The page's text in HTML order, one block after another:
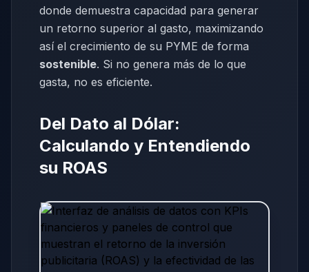
donde demuestra capacidad para generar
un retorno superior al gasto, maximizando
así el crecimiento de su PYME de forma
sostenible. Si no genera más de lo que
gasta, no es eficiente.
Del Dato al Dólar:
Calculando y Entendiendo
su ROAS